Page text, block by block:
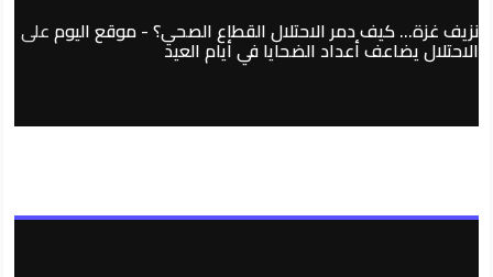
نزيف غزة… كيف دمر الاحتلال القطاع الصحي؟ - موقع اليومعلى
الاحتلال يضاعف أعداد الضحايا في أيام العيد